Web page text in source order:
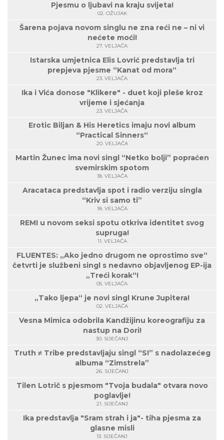
Pjesmu o ljubavi na kraju svijeta!
02. OŽUJAK
Šarena pojava novom singlu ne zna reći ne – ni vi
nećete moći!
27. VELJAČA
Istarska umjetnica Elis Lovrić predstavlja tri
prepjeva pjesme “Kanat od mora“
23. VELJAČA
Ika i Vića donose "Klikere" - duet koji pleše kroz
vrijeme i sjećanja
23. VELJAČA
Erotic Biljan & His Heretics imaju novi album
“Practical Sinners“
20. VELJAČA
Martin Žunec ima novi singl “Netko bolji” popraćen
svemirskim spotom
18. VELJAČA
Aracataca predstavlja spot i radio verziju singla
“Kriv si samo ti”
18. VELJAČA
REMI u novom seksi spotu otkriva identitet svog
supruga!
11. VELJAČA
FLUENTES: „Ako jedno drugom ne oprostimo sve“
četvrti je službeni singl s nedavno objavljenog EP-ija
„Treći korak“!
05. VELJAČA
„Tako ljepa“ je novi singl Krune Jupitera!
02. VELJAČA
Vesna Mimica odobrila Kandžijinu koreografiju za
nastup na Dori!
30. SIJEČANJ
Truth ≠ Tribe predstavljaju singl “S!” s nadolazećeg
albuma “Zimstrela”
26. SIJEČANJ
Tilen Lotrič s pjesmom "Tvoja budala" otvara novo
poglavlje!
21. SIJEČANJ
Ika predstavlja "Sram strah i ja"- tiha pjesma za
glasne misli
13. SIJEČANJ